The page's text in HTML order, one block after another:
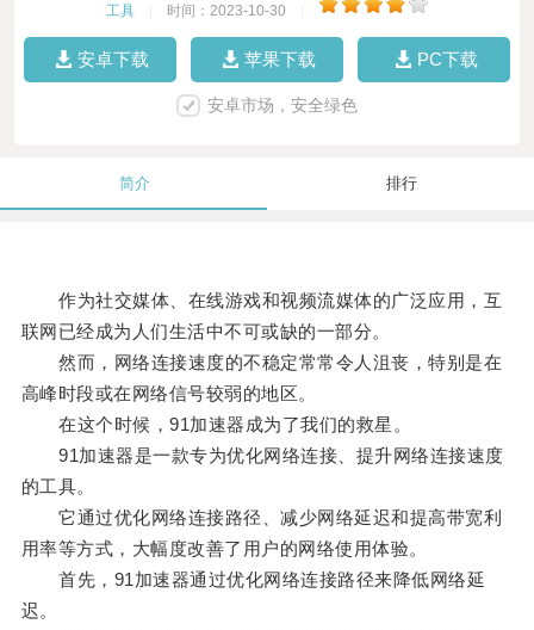
工具 时间：2023-10-30
安卓下载 苹果下载 PC下载
安卓市场，安全绿色
简介 排行
作为社交媒体、在线游戏和视频流媒体的广泛应用，互
联网已经成为人们生活中不可或缺的一部分。
然而，网络连接速度的不稳定常常令人沮丧，特别是在
高峰时段或在网络信号较弱的地区。
在这个时候，91加速器成为了我们的救星。
91加速器是一款专为优化网络连接、提升网络连接速度
的工具。
它通过优化网络连接路径、减少网络延迟和提高带宽利
用率等方式，大幅度改善了用户的网络使用体验。
首先，91加速器通过优化网络连接路径来降低网络延
迟。